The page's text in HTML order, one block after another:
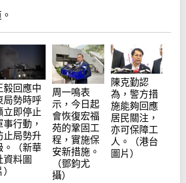
毅回應中
局勢時呼
立即停止
事行動，
止局勢升
。（新華
資料圖
周一鳴表
示，今日起
會恢復宏福
苑的鞏固工
程，實施保
安新措施。
（鄧鈞尤
攝）
陳克勤認
為，警方措
施能夠回應
居民關注，
亦可保障工
人。（港台
圖片）